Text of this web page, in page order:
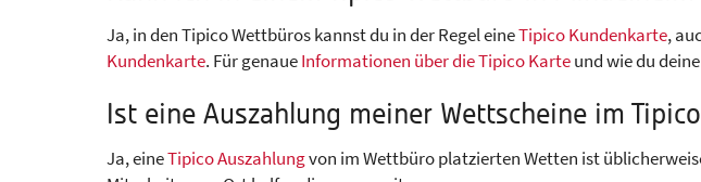
Ja, in den Tipico Wettbüros kannst du in der Regel eineTipico Kundenkarte,
Kundenkarte. Für genaueInformationen über die Tipico Karteund wie du deine
Ist eine Auszahlung meiner Wettscheine im
Ja, eineTipico Auszahlungvon im Wettbüro platzierten Wetten ist